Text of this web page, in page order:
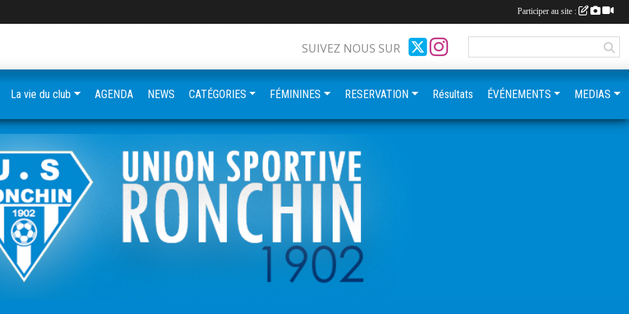
SUIVEZ NOUS SUR
La vie du club AGENDA NEWS CATÉGORIES FÉMININES RESERVATION Résultats ÉVÉNEMENTS MEDIAS
Participer au site :